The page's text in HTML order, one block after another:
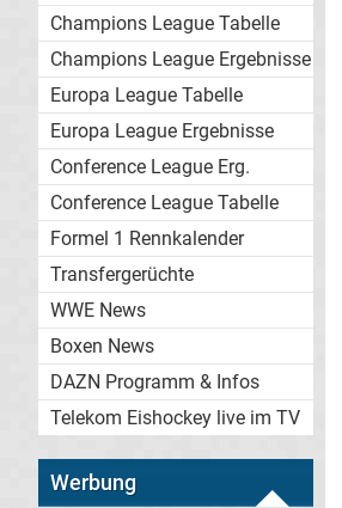
Champions League Tabelle
Champions League Ergebnisse
Europa League Tabelle
Europa League Ergebnisse
Conference League Erg.
Conference League Tabelle
Formel 1 Rennkalender
Transfergerüchte
WWE News
Boxen News
DAZN Programm & Infos
Telekom Eishockey live im TV
Werbung